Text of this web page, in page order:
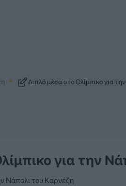
Διπλό μέσα στο Ολίμπικο για
για την